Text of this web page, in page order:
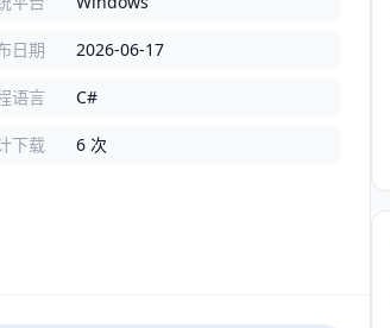
日期 2026-06-17
语言 C#
下载 6 次